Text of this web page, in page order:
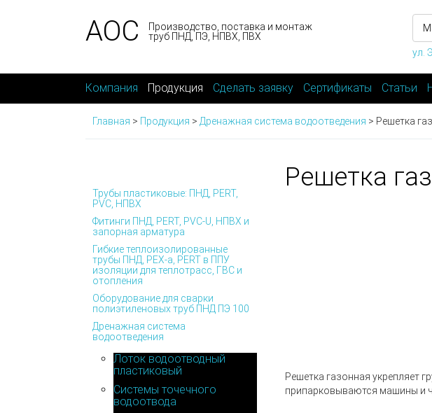
АОС
Производство, поставка и монтаж
труб ПНД, ПЭ, НПВХ, ПВХ
ул.
Компания Продукция Сделать заявку Сертификаты Статьи
Главная > Продукция > Дренажная система водоотведения > Решетка
Решетка
Решетка газонная укрепляет
припарковываются машины и
Трубы пластиковые: ПНД, PERT,
PVC, НПВХ
Фитинги ПНД, PERT, PVC-U, НПВХ и
запорная арматура
Гибкие теплоизолированные
трубы ПНД, PEX-а, PERT в ППУ
изоляции для теплотрасс, ГВС и
отопления
Оборудование для сварки
полиэтиленовых труб ПНД ПЭ 100
Дренажная система
водоотведения
Лоток водоотводный
пластиковый
Системы точечного
водоотвода